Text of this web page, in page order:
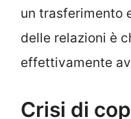
un trasferimento
delle relazioni è
effettivamente
Crisi di